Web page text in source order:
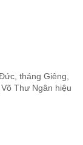
tháng Giêng,
Thư Ngân hiệu